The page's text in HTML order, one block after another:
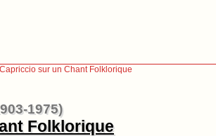
Capriccio sur un Chant Folklorique
1975)
Folklorique